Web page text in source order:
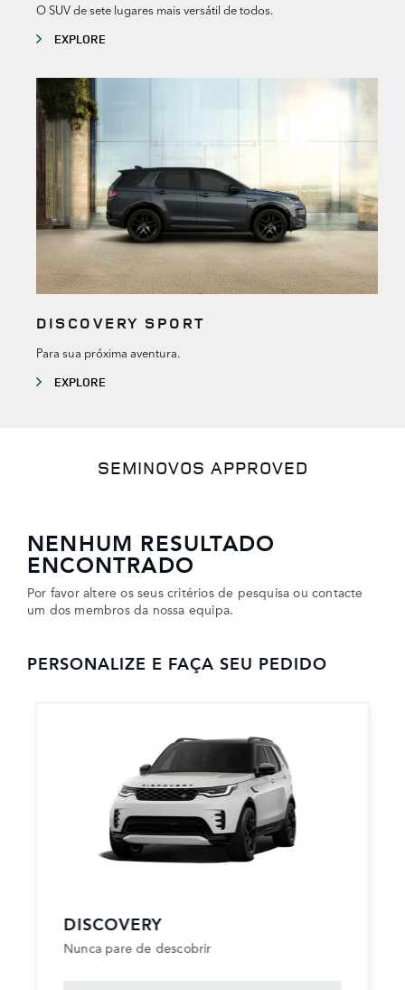
O SUV de sete lugares mais versátil de todos.
EXPLORE
DISCOVERY SPORT
Para sua próxima aventura.
EXPLORE
SEMINOVOS APPROVED
NENHUM RESULTADO
ENCONTRADO
Por favor altere os seus critérios de pesquisa ou contacte
um dos membros da nossa equipa.
PERSONALIZE E FAÇA SEU PEDIDO
DISCOVERY
Nunca pare de descobrir